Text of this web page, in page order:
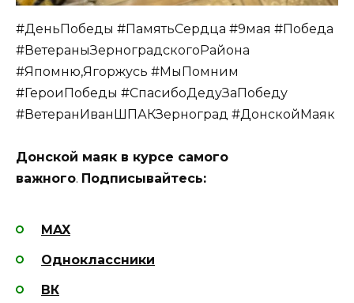
#ДеньПобеды #ПамятьСердца #9мая #Победа
#ВетераныЗерноградскогоРайона
#Япомню,Ягоржусь #МыПомним
#ГероиПобеды #СпасибоДедуЗаПобеду
#ВетеранИванШПАКЗерноград #ДонскойМаяк
Донской маяк в курсе самого
важного. Подписывайтесь:
MAX
Одноклассники
ВК